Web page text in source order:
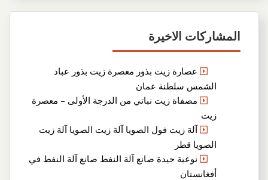
المشاركات الاخيرة
عصارة زيت بذور معصرة زيت بذور عباد
الشمس سلطنة عمان
مصفاة زيت نباتي من الدرجة الأولى – معصرة
زيت
آلة زيت فول الصويا آلة زيت الصويا آلة زيت
الصويا قطر
نوعية جيدة صانع آلة النفط صانع آلة النفط في
أفغانستان